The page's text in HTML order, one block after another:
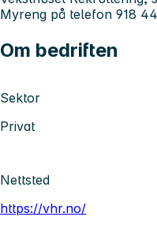
Myreng på telefon 918
Om bedriften
Sektor
Privat
Nettsted
https://vhr.no/